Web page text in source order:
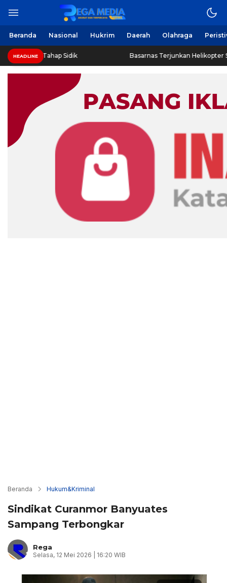
Beranda Nasional Hukrim Daerah Olahraga
HEADLINE
Sidik Basarnas Terjunkan Helikopter Sisir Bangkai
Beranda Hukum&Kriminal
Sindikat Curanmor Banyuates
Sampang Terbongkar
Rega
Selasa, 12 Mei 2026 | 16:20 WIB